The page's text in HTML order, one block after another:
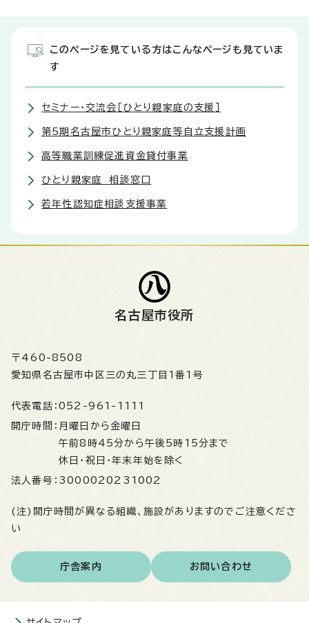
このページを見ている方はこんなページも見ていま
す
セミナー・交流会［ひとり親家庭の支援］
第5期名古屋市ひとり親家庭等自立支援計画
高等職業訓練促進資金貸付事業
ひとり親家庭 相談窓口
若年性認知症相談支援事業
名古屋市役所
〒460-8508
愛知県名古屋市中区三の丸三丁目1番1号
代表電話： 052-961-1111
開庁時間： 月曜日から金曜日
午前8時45分から午後5時15分まで
休日・祝日・年末年始を除く
法人番号： 3000020231002
(注)開庁時間が異なる組織、施設がありますのでご注意くださ
い
庁舎案内 お問い合わせ